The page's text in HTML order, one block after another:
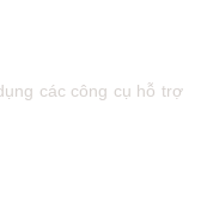
các công cụ hỗ trợ